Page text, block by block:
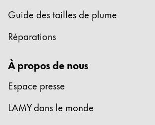
Guide des tailles de plume
Réparations
À propos de nous
Espace presse
LAMY dans le monde